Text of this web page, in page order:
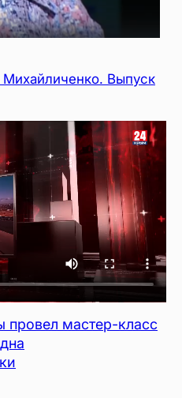
Выпуск
провел мастер-класс